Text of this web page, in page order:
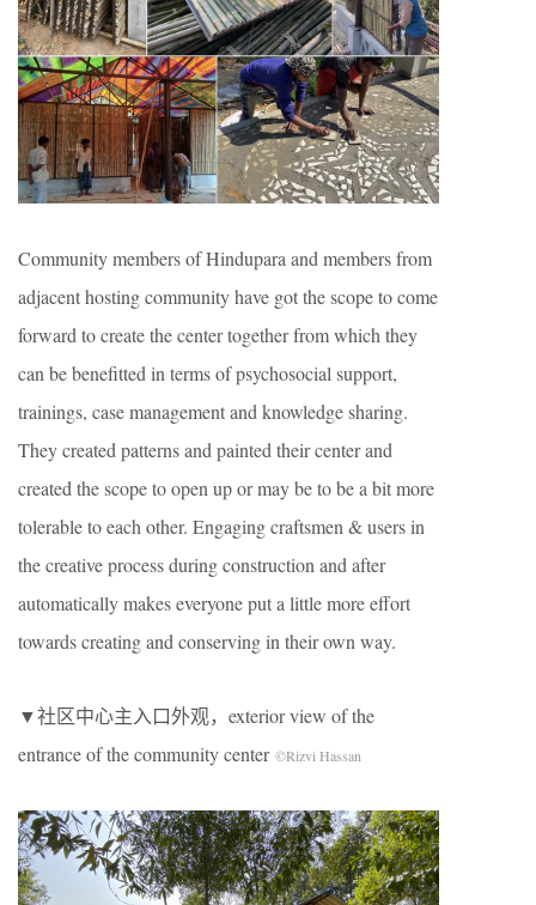
Community members of Hindupara and members from
adjacent hosting community have got the scope to come
forward to create the center together from which they
can be benefitted in terms of psychosocial support,
trainings, case management and knowledge sharing.
They created patterns and painted their center and
created the scope to open up or may be to be a bit more
tolerable to each other. Engaging craftsmen & users in
the creative process during construction and after
automatically makes everyone put a little more effort
towards creating and conserving in their own way.
▼社区中心主入口外观，exterior view of the
entrance of the community center ©Rizvi Hassan